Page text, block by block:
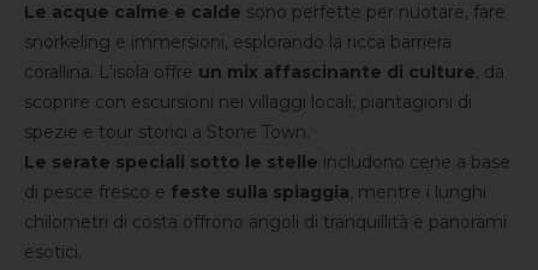
Le acque calme e calde sono perfette per nuotare, fare
snorkeling e immersioni, esplorando la ricca barriera
corallina. L'isola offre un mix affascinante di culture, da
scoprire con escursioni nei villaggi locali, piantagioni di
spezie e tour storici a Stone Town.
Le serate speciali sotto le stelle includono cene a base
di pesce fresco e feste sulla spiaggia, mentre i lunghi
chilometri di costa offrono angoli di tranquillità e panorami
esotici.